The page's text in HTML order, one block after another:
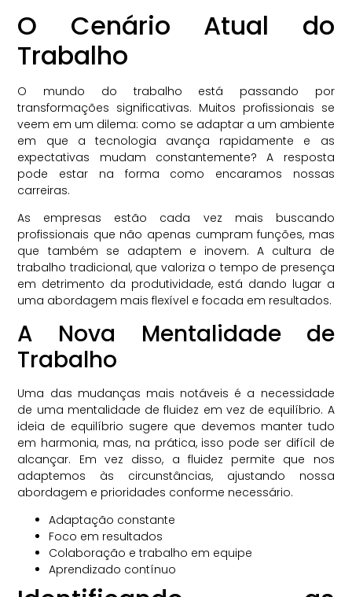
O Cenário Atual do
Trabalho
O mundo do trabalho está passando por
transformações significativas. Muitos profissionais se
veem em um dilema: como se adaptar a um ambiente
em que a tecnologia avança rapidamente e as
expectativas mudam constantemente? A resposta
pode estar na forma como encaramos nossas
carreiras.
As empresas estão cada vez mais buscando
profissionais que não apenas cumpram funções, mas
que também se adaptem e inovem. A cultura de
trabalho tradicional, que valoriza o tempo de presença
em detrimento da produtividade, está dando lugar a
uma abordagem mais flexível e focada em resultados.
A Nova Mentalidade de
Trabalho
Uma das mudanças mais notáveis é a necessidade
de uma mentalidade de fluidez em vez de equilíbrio. A
ideia de equilíbrio sugere que devemos manter tudo
em harmonia, mas, na prática, isso pode ser difícil de
alcançar. Em vez disso, a fluidez permite que nos
adaptemos às circunstâncias, ajustando nossa
abordagem e prioridades conforme necessário.
Adaptação constante
Foco em resultados
Colaboração e trabalho em equipe
Aprendizado contínuo